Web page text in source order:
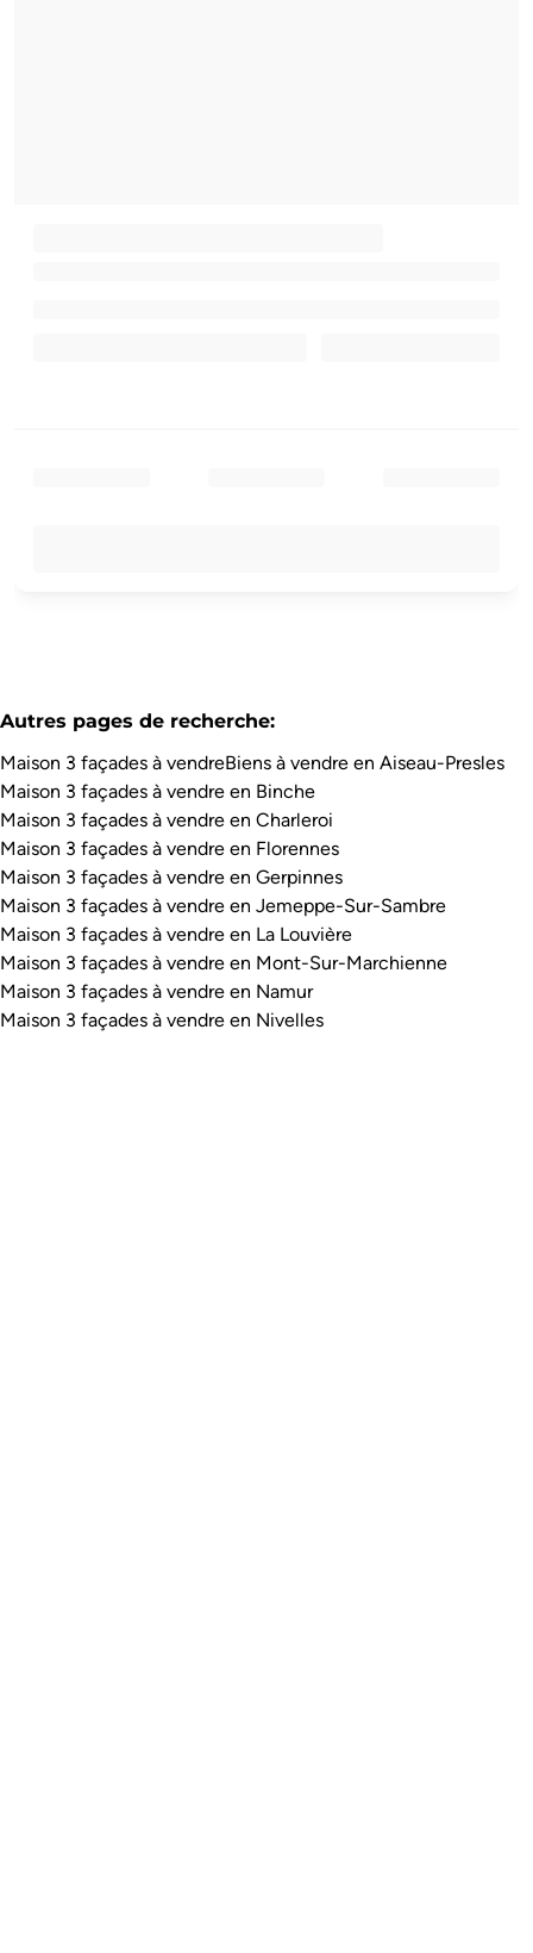
Autres pages de recherche:
Maison 3 façades à vendreBiens à vendre en Aiseau-Presles
Maison 3 façades à vendre en Binche
Maison 3 façades à vendre en Charleroi
Maison 3 façades à vendre en Florennes
Maison 3 façades à vendre en Gerpinnes
Maison 3 façades à vendre en Jemeppe-Sur-Sambre
Maison 3 façades à vendre en La Louvière
Maison 3 façades à vendre en Mont-Sur-Marchienne
Maison 3 façades à vendre en Namur
Maison 3 façades à vendre en Nivelles